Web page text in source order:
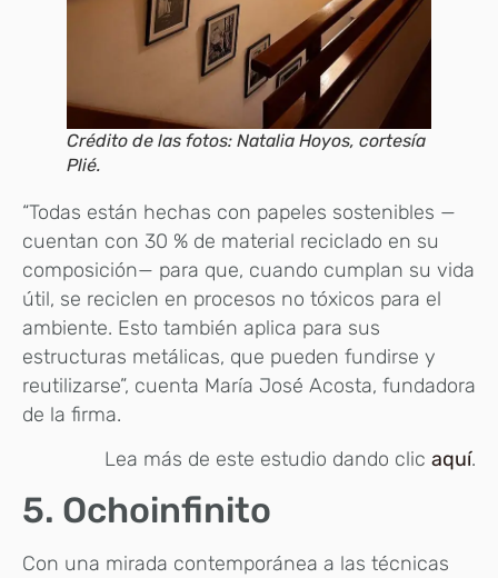
Crédito de las fotos: Natalia Hoyos, cortesía
Plié.
“Todas están hechas con papeles sostenibles —
cuentan con 30 % de material reciclado en su
composición— para que, cuando cumplan su vida
útil, se reciclen en procesos no tóxicos para el
ambiente. Esto también aplica para sus
estructuras metálicas, que pueden fundirse y
reutilizarse”, cuenta María José Acosta, fundadora
de la firma.
Lea más de este estudio dando clic aquí.
5. Ochoinfinito
Con una mirada contemporánea a las técnicas